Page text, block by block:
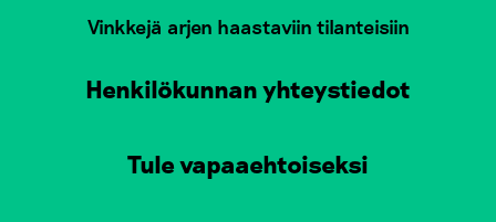
Vinkkejä arjen haastaviin tilanteisiin
Henkilökunnan yhteystiedot
Tule vapaaehtoiseksi